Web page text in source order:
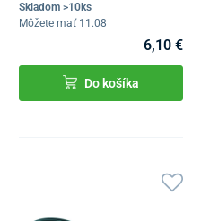
Skladom >10ks
Môžete mať 11.08
6,10 €
Do košíka